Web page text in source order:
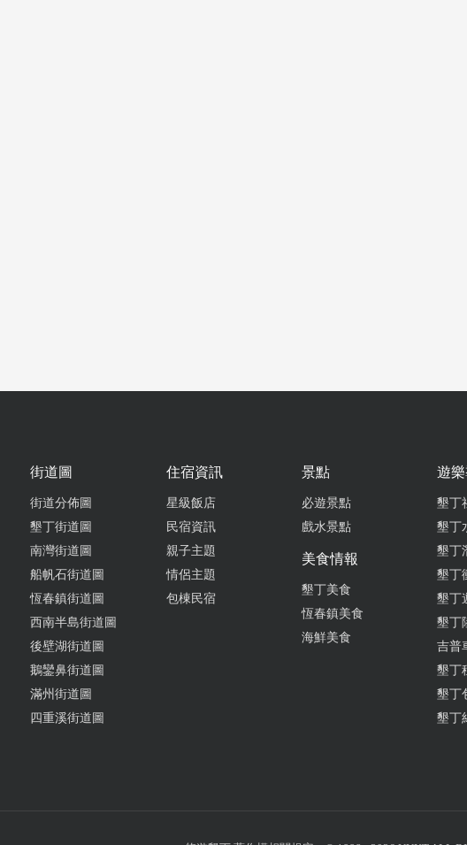
街道圖
街道分佈圖
墾丁街道圖
南灣街道圖
船帆石街道圖
恆春鎮街道圖
西南半島街道圖
後壁湖街道圖
鵝鑾鼻街道圖
滿州街道圖
四重溪街道圖
住宿資訊
星級飯店
民宿資訊
親子主題
情侶主題
包棟民宿
景點
必遊景點
戲水景點
美食情報
墾丁美食
恆春鎮美食
海鮮美食
遊樂
墾丁
墾丁
墾丁
墾丁
墾丁
墾丁
吉普
墾丁
墾丁
墾丁